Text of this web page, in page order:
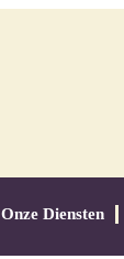
Onze Diensten